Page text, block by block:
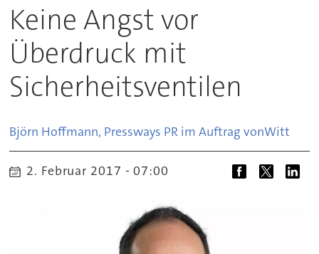
Keine Angst vor
Überdruck mit
Sicherheitsventilen
Björn Hoffmann, Pressways PR im Auftrag vonWitt
2. Februar 2017 - 07:00